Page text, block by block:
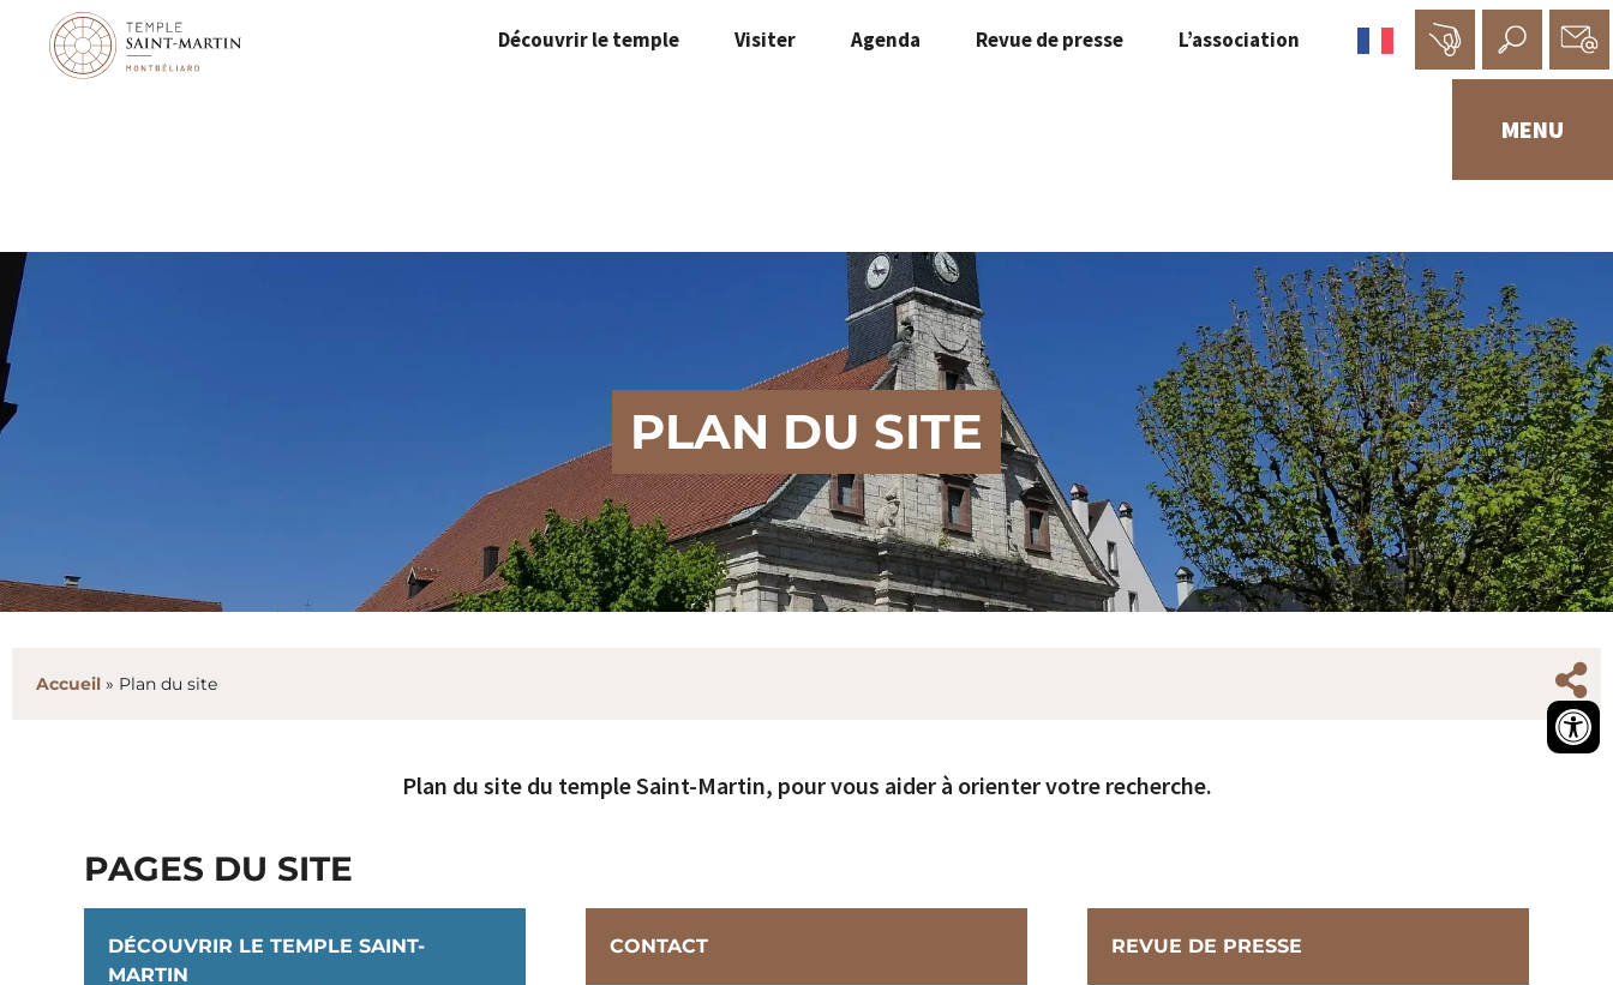
Découvrir le temple Visiter Agenda Revue de presse L’association
MENU
PLAN DU SITE
Accueil » Plan du site
Plan du site du temple Saint-Martin, pour vous aider à orienter votre recherche.
PAGES DU SITE
DÉCOUVRIR LE TEMPLE SAINT-
MARTIN
CONTACT REVUE DE PRESSE
Panneau de gestion des cookies